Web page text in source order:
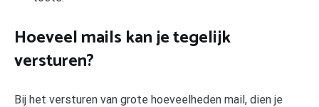
Hoeveel mails kan je tegelijk
versturen?
Bij het versturen van grote hoeveelheden mail, dien je